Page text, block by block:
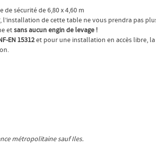
de sécurité de 6,80 x 4,60 m
, l’installation de cette table ne vous prendra pas
etsans aucun engin de levage !
EN 15312et pour une installation en accès libre,
métropolitaine sauf Iles.